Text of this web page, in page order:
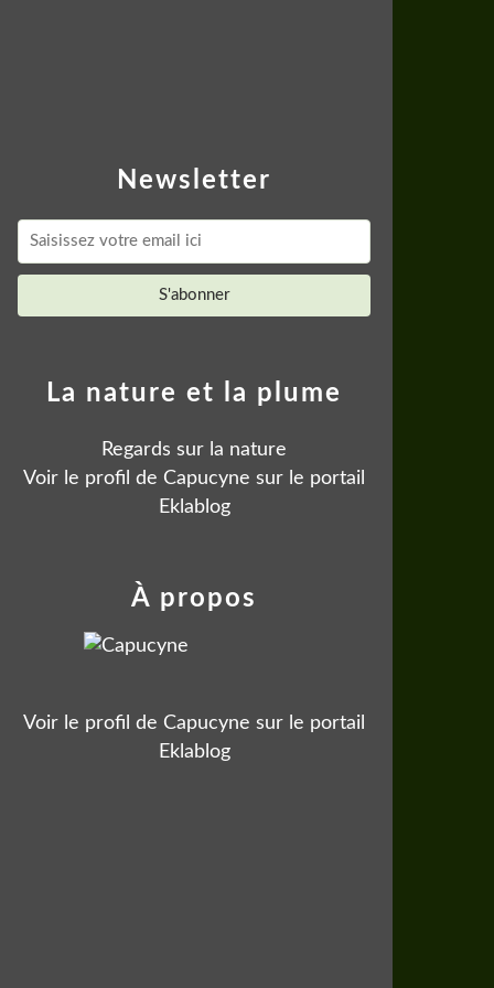
Newsletter
La nature et la plume
Regards sur la nature
Voir le profil de Capucyne sur le portail
Eklablog
À propos
Voir le profil de Capucyne sur le portail
Eklablog